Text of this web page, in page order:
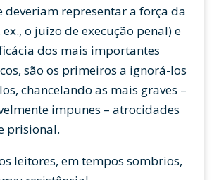
deveriam representar a força da
o juízo de execução penal) e
dos mais importantes
são os primeiros a ignorá-los
chancelando as mais graves –
impunes – atrocidades
prisional.
leitores, em tempos sombrios,